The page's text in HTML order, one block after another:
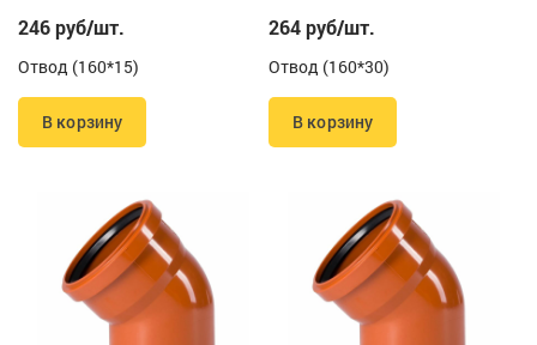
246 руб/шт.
Отвод (160*15)
В корзину
264 руб/шт.
Отвод (160*30)
В корзину